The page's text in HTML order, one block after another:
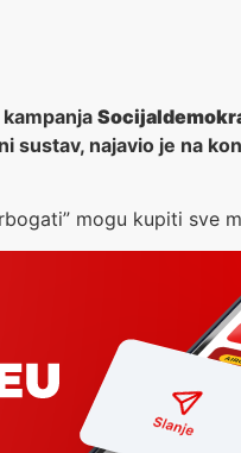
najavio je na
mogu kupiti sve